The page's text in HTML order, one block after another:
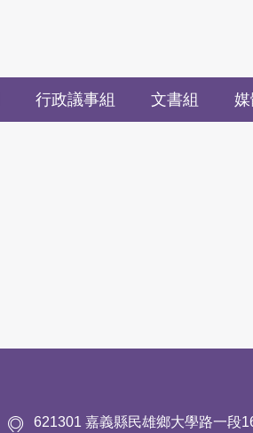
行政議事組 文書組
621301 嘉義縣民雄鄉大學路一段